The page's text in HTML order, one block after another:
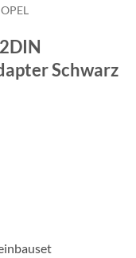
OPEL
Schwarz